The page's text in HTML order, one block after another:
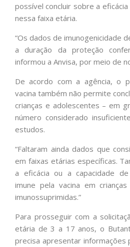
possível concluir sobre a
nessa faixa etária.
“Os dados de imunogenicidade
a duração da proteção
informou a Anvisa, por meio de
De acordo com a agência, o
vacina também não permite
crianças e adolescentes – em
número considerado
estudos.
“Faltaram ainda dados que
em faixas etárias específicas.
a eficácia ou a capacidade
imune pela vacina em
imunossuprimidas.”
Para prosseguir com a
etária de 3 a 17 anos, o
precisa apresentar